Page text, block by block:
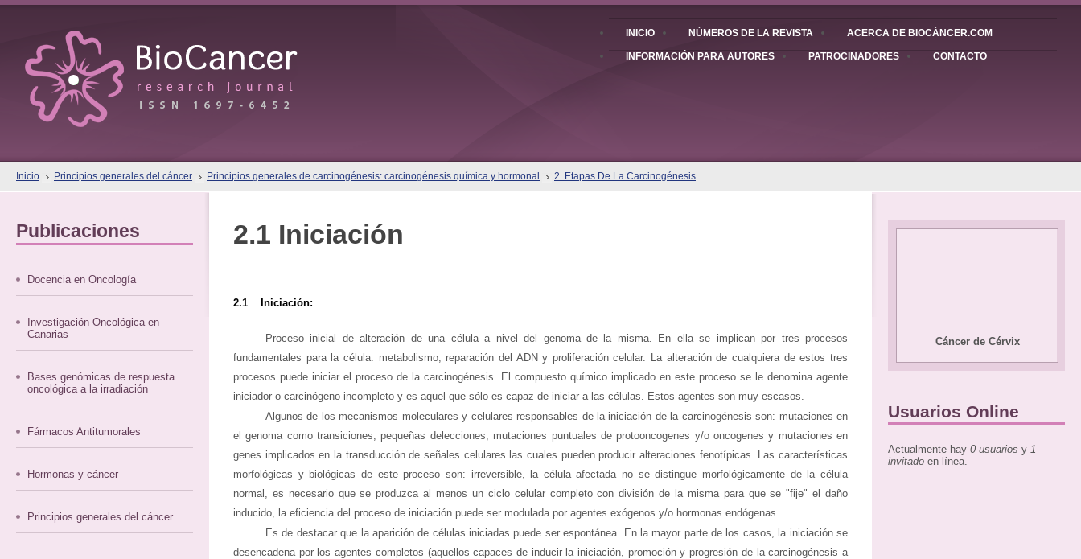
INICIO NÚMEROS DE LA REVISTA ACERCA DE BIOCÁNCER.COM
INFORMACIÓN PARA AUTORES PATROCINADORES CONTACTO
Inicio Principios generales del cáncer Principios generales de carcinogénesis: carcinogénesis química y hormonal 2. Etapas De La Carcinogénesis
Publicaciones
Docencia en Oncología
Investigación Oncológica en
Canarias
Bases genómicas de respuesta
oncológica a la irradiación
Fármacos Antitumorales
Hormonas y cáncer
Principios generales del cáncer
Cáncer de Cérvix
Usuarios Online
Actualmente hay 0 usuarios y 1
invitado en línea.
2.1 Iniciación
2.1 Iniciación:
Proceso inicial de alteración de una célula a nivel del genoma de la misma. En ella se implican por tres procesos
fundamentales para la célula: metabolismo, reparación del ADN y proliferación celular. La alteración de cualquiera de estos tres
procesos puede iniciar el proceso de la carcinogénesis. El compuesto químico implicado en este proceso se le denomina agente
iniciador o carcinógeno incompleto y es aquel que sólo es capaz de iniciar a las células. Estos agentes son muy escasos.
Algunos de los mecanismos moleculares y celulares responsables de la iniciación de la carcinogénesis son: mutaciones en
el genoma como transiciones, pequeñas delecciones, mutaciones puntuales de protooncogenes y/o oncogenes y mutaciones en
genes implicados en la transducción de señales celulares las cuales pueden producir alteraciones fenotípicas. Las características
morfológicas y biológicas de este proceso son: irreversible, la célula afectada no se distingue morfológicamente de la célula
normal, es necesario que se produzca al menos un ciclo celular completo con división de la misma para que se "fije" el daño
inducido, la eficiencia del proceso de iniciación puede ser modulada por agentes exógenos y/o hormonas endógenas.
Es de destacar que la aparición de células iniciadas puede ser espontánea. En la mayor parte de los casos, la iniciación se
desencadena por los agentes completos (aquellos capaces de inducir la iniciación, promoción y progresión de la carcinogénesis a